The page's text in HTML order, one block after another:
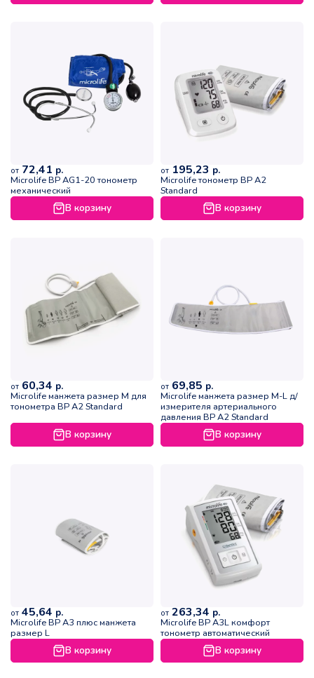
от 72,41 р.
Microlife BP АG1-20 тонометр
механический
В корзину
от 195,23 р.
Microlife тонометр BP A2
Standard
В корзину
от 60,34 р.
Microlife манжета размер M для
тонометра BP A2 Standard
В корзину
от 69,85 р.
Microlife манжета размер M-L д/
измерителя артериального
давления BP A2 Standard
В корзину
от 45,64 р.
Microlife BP A3 плюс манжета
размер L
В корзину
от 263,34 р.
Microlife BP A3L комфорт
тонометр автоматический
В корзину